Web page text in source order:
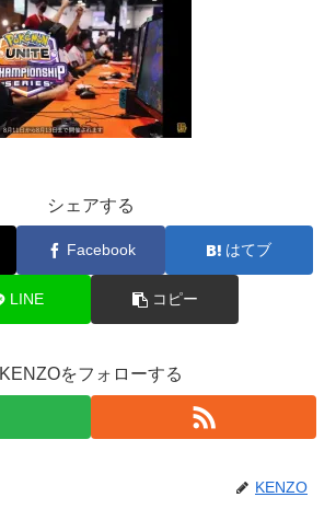
シェアする
Facebook はてブ
LINE コピー
KENZOをフォローする
KENZO